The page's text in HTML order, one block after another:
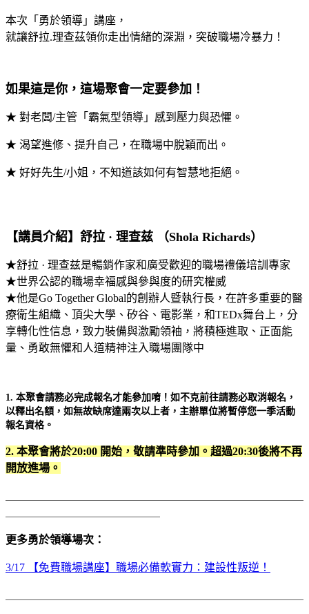
本次「勇於領導」講座，
就讓舒拉.理查茲領你走出情緒的深淵，突破職場冷暴力！
如果這是你，這場聚會一定要參加！
★ 對老闆/主管「霸氣型領導」感到壓力與恐懼。
★ 渴望進修、提升自己，在職場中脫穎而出。
★ 好好先生/小姐，不知道該如何有智慧地拒絕。
【講員介紹】舒拉 · 理查兹 （Shola Richards）
★舒拉 · 理查兹是暢銷作家和廣受歡迎的職場禮儀培訓專家
★世界公認的職場幸福感與參與度的研究權威
★他是Go Together Global的創辦人暨執行長，在許多重要的醫
療衛生組織、頂尖大學、矽谷、電影業，和TEDx舞台上，分
享轉化性信息，致力裝備與激勵領袖，將積極進取、正面能
量、勇敢無懼和人道精神注入職場團隊中
1. 本聚會請務必完成報名才能參加唷！如不克前往請務必取消報名，
以釋出名額，如無故缺席達兩次以上者，主辦單位將暫停您一季活動
報名資格。
2. 本聚會將於20:00 開始，敬請準時參加。超過20:30後將不再
開放進場。
更多勇於領導場次：
3/17 【免費職場講座】職場必備軟實力：建設性叛逆！